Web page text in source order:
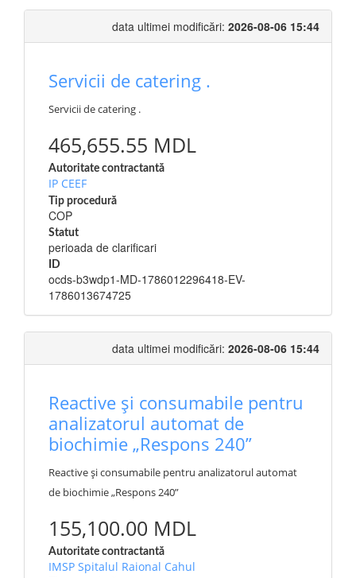
data ultimei modificări: 2026-08-06 15:44
Servicii de catering .
Servicii de catering .
465,655.55 MDL
Autoritate contractantă
IP CEEF
Tip procedură
COP
Statut
perioada de clarificari
ID
ocds-b3wdp1-MD-1786012296418-EV-
1786013674725
data ultimei modificări: 2026-08-06 15:44
Reactive și consumabile pentru
analizatorul automat de
biochimie „Respons 240”
Reactive și consumabile pentru analizatorul automat
de biochimie „Respons 240”
155,100.00 MDL
Autoritate contractantă
IMSP Spitalul Raional Cahul